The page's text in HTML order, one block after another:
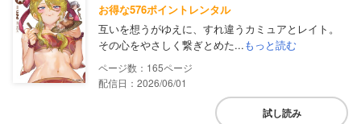
お得な576ポイントレンタル
互いを想うがゆえに、すれ違うカミュアとレイト。
その心をやさしく繋ぎとめた...もっと読む
165
配信日：2026/06/01
試し読み